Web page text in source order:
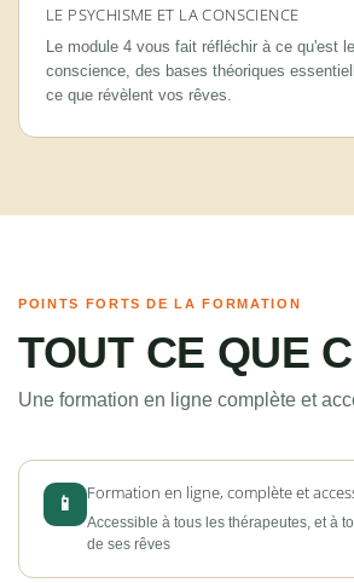
LE PSYCHISME ET LA CONSCIENCE
Le module 4 vous fait réfléchir à ce qu'est
conscience, des bases théoriques
ce que révèlent vos rêves.
POINTS FORTS DE LA FORMATION
TOUT CE QUE
Une formation en ligne complète et
📱
Formation en ligne, complète et
Accessible à tous les thérapeutes, et à
de ses rêves